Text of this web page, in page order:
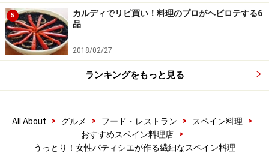
5
カルディでリピ買い！料理のプロがヘビロテする6
品
2018/02/27
ランキングをもっと見る
All About > グルメ > フード・レストラン > スペイン料理
>
おすすめスペイン料理店
>
うっとり！女性パティシエが作る繊細なスペイン料理